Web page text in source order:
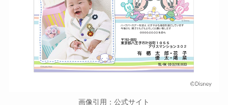
画像引用：公式サイト